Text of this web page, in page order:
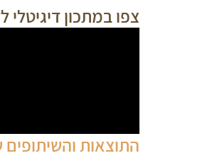
צפו במתכון דיגיטלי
התוצאות